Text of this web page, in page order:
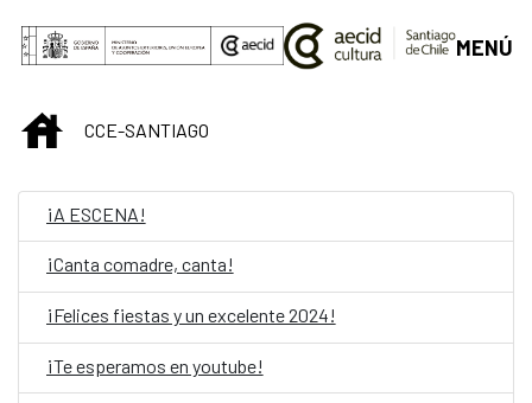
Skip to Main Content
MENÚ
INICIOCCE-SANTIAGO
¡A ESCENA!
¡Canta comadre, canta!
¡Felices fiestas y un excelente 2024!
¡Te esperamos en youtube!